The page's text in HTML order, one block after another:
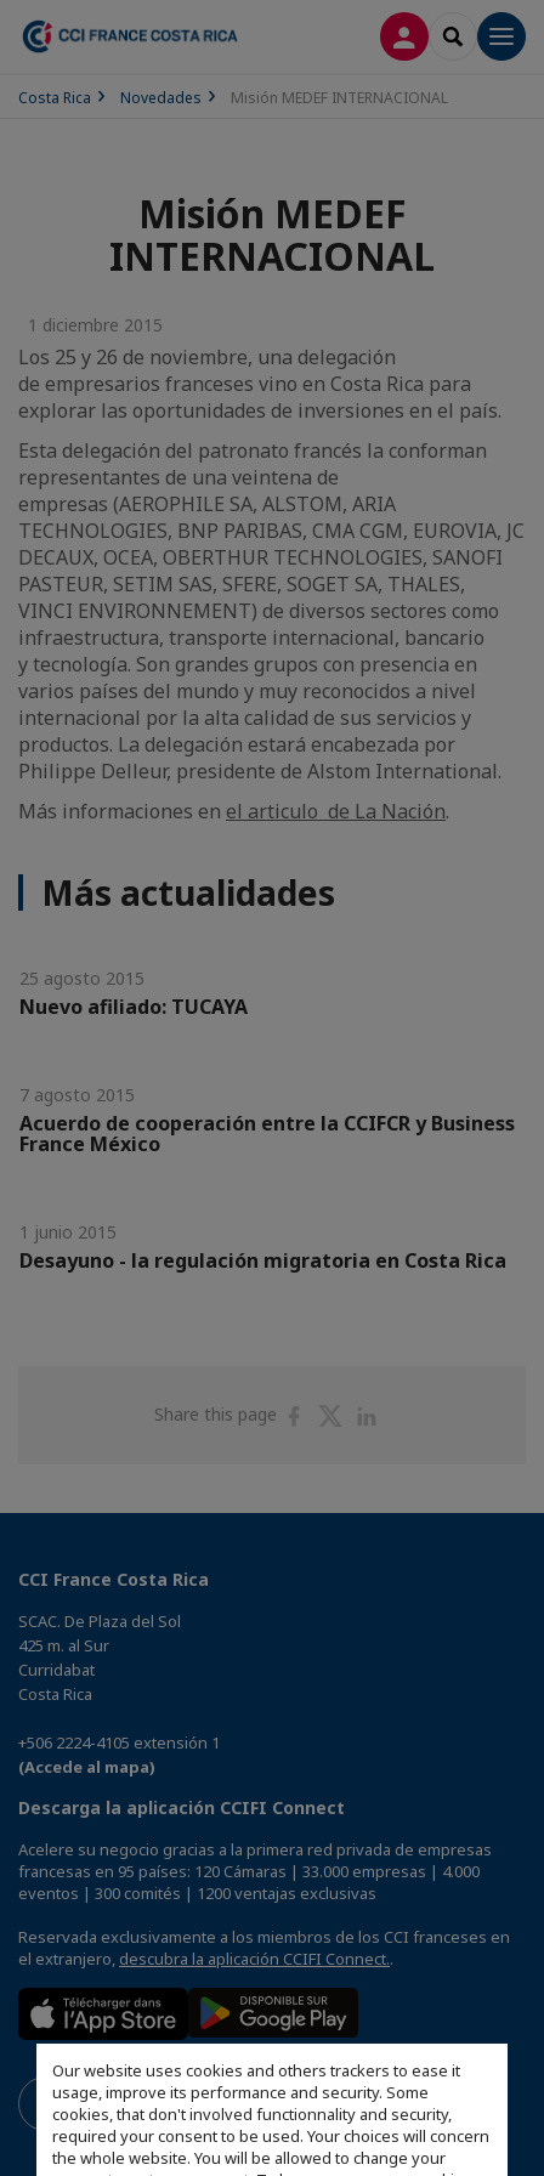
Our website uses cookies and others trackers to ease it
usage, improve its performance and security. Some
cookies, that don't involved functionnality and security,
required your consent to be used. Your choices will concern
the whole website. You will be allowed to change your
CONECTARSE
SEARCH
Costa Rica Novedades Misión MEDEF INTERNACIONAL
Misión MEDEF
INTERNACIONAL
1 diciembre 2015
Los 25 y 26 de noviembre, una delegación
de empresarios franceses vino en Costa Rica para
explorar las oportunidades de inversiones en el país.
Esta delegación del patronato francés la conforman
representantes de una veintena de
empresas (AEROPHILE SA, ALSTOM, ARIA
TECHNOLOGIES, BNP PARIBAS, CMA CGM, EUROVIA, JC
DECAUX, OCEA, OBERTHUR TECHNOLOGIES, SANOFI
PASTEUR, SETIM SAS, SFERE, SOGET SA, THALES,
VINCI ENVIRONNEMENT) de diversos sectores como
infraestructura, transporte internacional, bancario
y tecnología. Son grandes grupos con presencia en
varios países del mundo y muy reconocidos a nivel
internacional por la alta calidad de sus servicios y
productos. La delegación estará encabezada por
Philippe Delleur, presidente de Alstom International.
Más informaciones en el articulo de La Nación.
Más actualidades
25 agosto 2015
Nuevo afiliado: TUCAYA
7 agosto 2015
Acuerdo de cooperación entre la CCIFCR y Business
France México
1 junio 2015
Desayuno - la regulación migratoria en Costa Rica
Share this page
ShareShare
CCI France Costa Rica
SCAC. De Plaza del Sol
425 m. al Sur
Curridabat
Costa Rica
+506 2224-4105 extensión 1
(Accede al mapa)
Descarga la aplicación CCIFI Connect
Acelere su negocio gracias a la primera red privada de empresas
francesas en 95 países: 120 Cámaras | 33.000 empresas | 4.000
eventos | 300 comités | 1200 ventajas exclusivas
Reservada exclusivamente a los miembros de los CCI franceses en
el extranjero, descubra la aplicación CCIFI Connect..